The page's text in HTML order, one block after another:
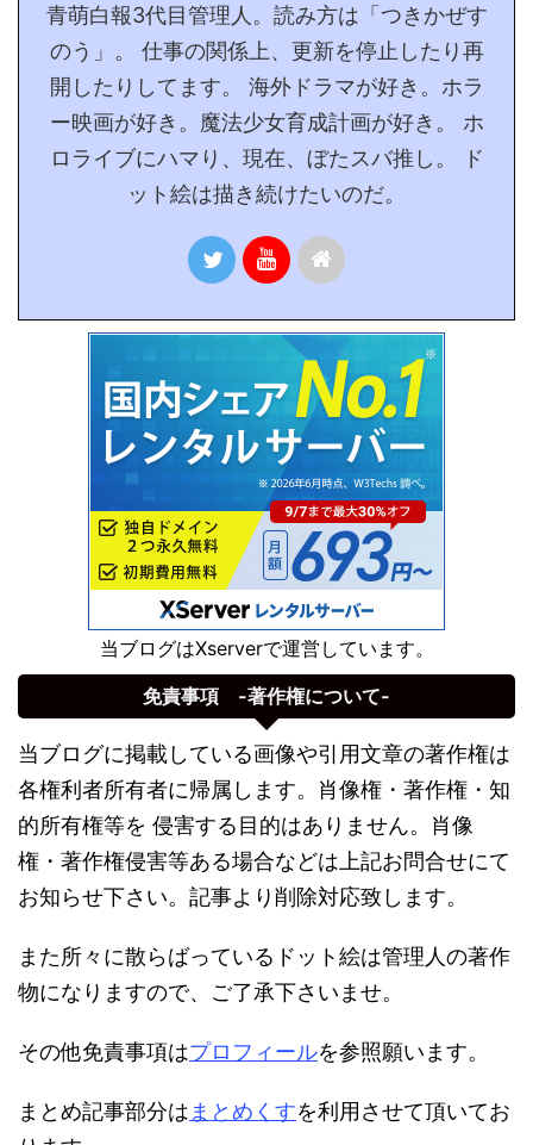
青萌白報3代目管理人。読み方は「つきかぜす
のう」。 仕事の関係上、更新を停止したり再
開したりしてます。 海外ドラマが好き。ホラ
ー映画が好き。魔法少女育成計画が好き。 ホ
ロライブにハマり、現在、ぼたスバ推し。 ド
ット絵は描き続けたいのだ。
当ブログはXserverで運営しています。
免責事項 -著作権について-
当ブログに掲載している画像や引用文章の著作権は
各権利者所有者に帰属します。肖像権・著作権・知
的所有権等を 侵害する目的はありません。肖像
権・著作権侵害等ある場合などは上記お問合せにて
お知らせ下さい。記事より削除対応致します。
また所々に散らばっているドット絵は管理人の著作
物になりますので、ご了承下さいませ。
その他免責事項はプロフィールを参照願います。
まとめ記事部分は まとめくすを利用させて頂いてお